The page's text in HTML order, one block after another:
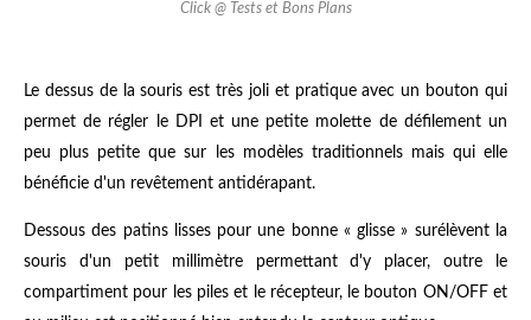
Click @ Tests et Bons Plans
Le dessus de la souris est très joli et pratique avec un bouton qui
permet de régler le DPI et une petite molette de défilement un
peu plus petite que sur les modèles traditionnels mais qui elle
bénéficie d'un revêtement antidérapant.
Dessous des patins lisses pour une bonne « glisse » surélèvent la
souris d'un petit millimètre permettant d'y placer, outre le
compartiment pour les piles et le récepteur, le bouton ON/OFF et